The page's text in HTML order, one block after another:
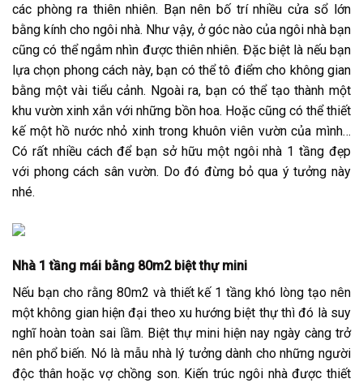
các phòng ra thiên nhiên. Bạn nên bố trí nhiều cửa sổ lớn
bằng kính cho ngôi nhà. Như vậy, ở góc nào của ngôi nhà bạn
cũng có thể ngắm nhìn được thiên nhiên. Đặc biệt là nếu bạn
lựa chọn phong cách này, bạn có thể tô điểm cho không gian
bằng một vài tiểu cảnh. Ngoài ra, bạn có thể tạo thành một
khu vườn xinh xắn với những bồn hoa. Hoặc cũng có thể thiết
kế một hồ nước nhỏ xinh trong khuôn viên vườn của mình…
Có rất nhiều cách để bạn sở hữu một ngôi nhà 1 tầng đẹp
với phong cách sân vườn. Do đó đừng bỏ qua ý tưởng này
nhé.
Nhà 1 tầng mái bằng 80m2 biệt thự mini
Nếu bạn cho rằng 80m2 và thiết kế 1 tầng khó lòng tạo nên
một không gian hiện đại theo xu hướng biệt thự thì đó là suy
nghĩ hoàn toàn sai lầm. Biệt thự mini hiện nay ngày càng trở
nên phổ biến. Nó là mẫu nhà lý tưởng dành cho những người
độc thân hoặc vợ chồng son. Kiến trúc ngôi nhà được thiết